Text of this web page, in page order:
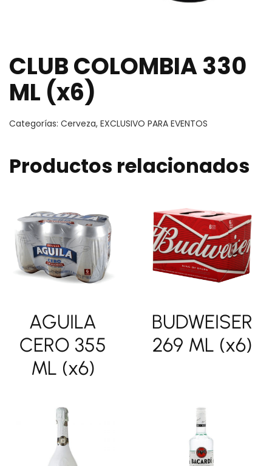
CLUB COLOMBIA 330
ML (x6)
Categorías: Cerveza, EXCLUSIVO PARA EVENTOS
Productos relacionados
AGUILA
CERO 355
ML (x6)
BUDWEISER
269 ML (x6)